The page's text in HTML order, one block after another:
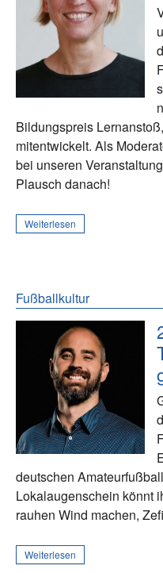
Bildungspreis
mitentwickelt. Als
bei unseren
Plausch danach!
Weiterlesen
Fußballkultur
deutschen
Lokalaugenschein könnt
rauhen Wind machen,
Weiterlesen